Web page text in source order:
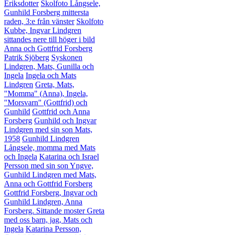
Eriksdotter Skolfoto Långsele,
Gunhild Forsberg mittersta
raden, 3:e från vänster Skolfoto
Kubbe, Ingvar Lindgren
sittandes nere till höger i bild
Anna och Gottfrid Forsberg
Patrik Sjöberg Syskonen
Lindgren, Mats, Gunilla och
Ingela Ingela och Mats
Lindgren Greta, Mats,
"Momma" (Anna), Ingela,
"Morsvarn" (Gottfrid) och
Gunhild Gottfrid och Anna
Forsberg Gunhild och Ingvar
Lindgren med sin son Mats,
1958 Gunhild Lindgren
Långsele, momma med Mats
och Ingela Katarina och Israel
Persson med sin son Yngve,
Gunhild Lindgren med Mats,
Anna och Gottfrid Forsberg
Gottfrid Forsberg, Ingvar och
Gunhild Lindgren, Anna
Forsberg. Sittande moster Greta
med oss barn, jag, Mats och
Ingela Katarina Persson,